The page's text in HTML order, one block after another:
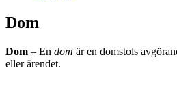
Dom
Dom – En dom är en domstols
eller ärendet.